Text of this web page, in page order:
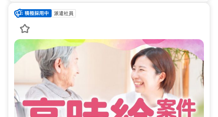
派遣社員